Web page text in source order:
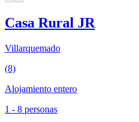
Casa Rural JR
Villarquemado
(8)
Alojamiento entero
1 - 8 personas